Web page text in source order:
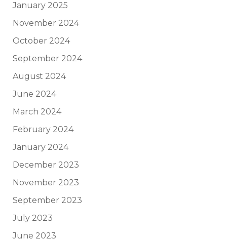
January 2025
November 2024
October 2024
September 2024
August 2024
June 2024
March 2024
February 2024
January 2024
December 2023
November 2023
September 2023
July 2023
June 2023